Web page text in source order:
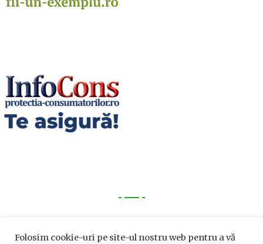
Folosim cookie-uri pe site-ul nostru web pentru a vă